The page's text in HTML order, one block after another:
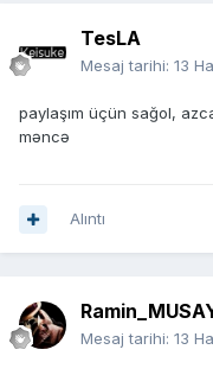
TesLA
Mesaj tarihi: 13
paylaşım üçün sağol,
məncə
Alıntı
Mesaj tarihi: 13